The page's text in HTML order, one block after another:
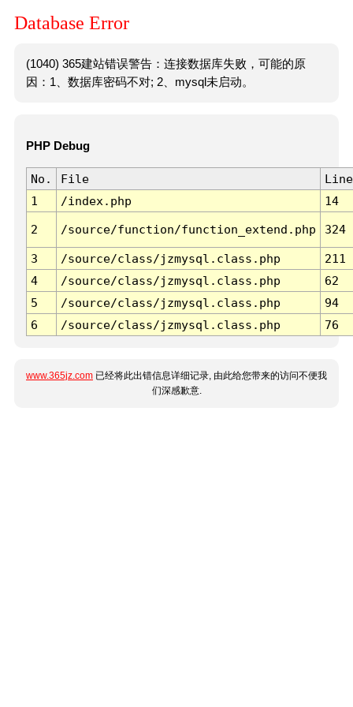
Database Error
(1040) 365建站错误警告：连接数据库失败，可能的原
因：1、数据库密码不对; 2、mysql未启动。
PHP Debug
No. File
Line
1
/index.php 14
2 /source/function/function_extend.php 324
3 /source/class/jzmysql.class.php
211
4
/source/class/jzmysql.class.php
62
5
/source/class/jzmysql.class.php
94
6
/source/class/jzmysql.class.php 76
www.365jz.com 已经将此出错信息详细记录, 由此给您带来的访问不便我
们深感歉意.